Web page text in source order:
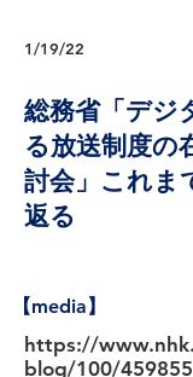
1/19/22
総務省「デジ
る放送制度の
討会」これま
返る
【media】
https://
blog/100/